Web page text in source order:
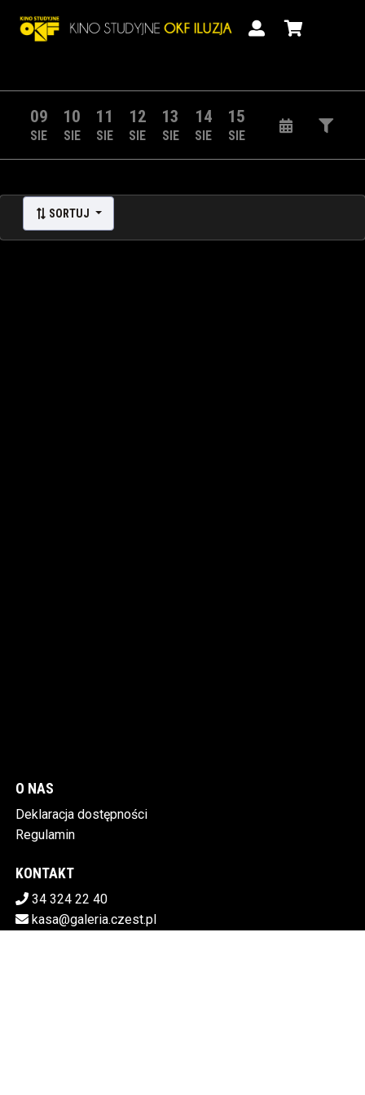
09
SIE
10
SIE
11
SIE
12
SIE
13
SIE
14
SIE
15
SIE
SORTUJ
O NAS
Deklaracja dostępności
Regulamin
KONTAKT
34 324 22 40
kasa@galeria.czest.pl